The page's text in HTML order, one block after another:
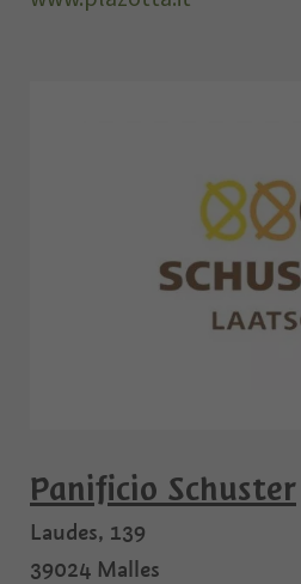
Panificio Schuster
Laudes, 139
39024 Malles